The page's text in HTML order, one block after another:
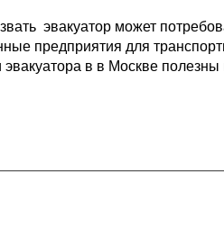
эвакуатор может
предприятия для
в в Москве полезны